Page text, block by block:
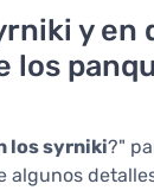
y en
los
los syrniki?"
algunos